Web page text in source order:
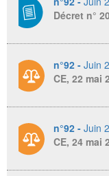
Décret n°
n°92 - Juin
CE, 22 mai
n°92 - Juin
CE, 24 mai